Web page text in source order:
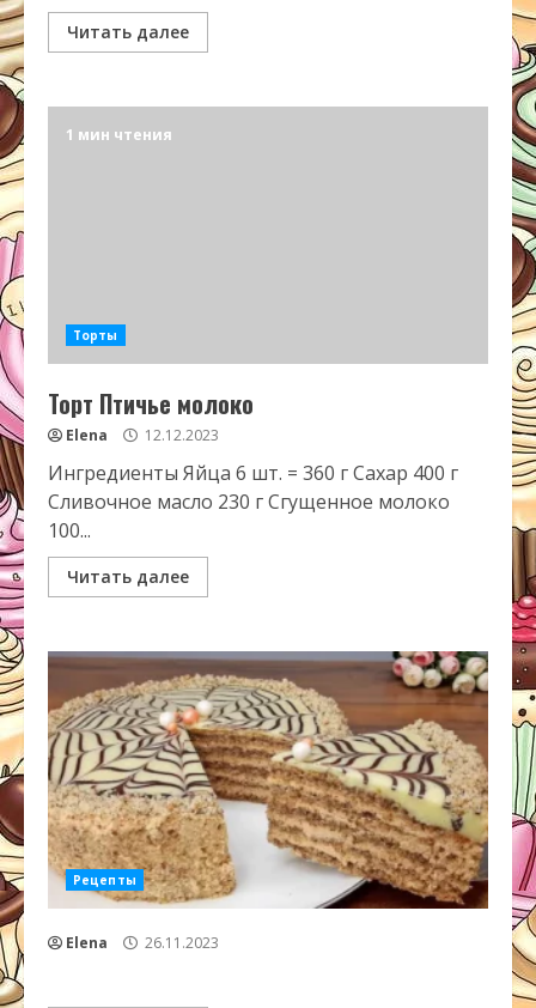
Читать далее
1 мин чтения
Торты
Торт Птичье молоко
Elena 12.12.2023
Ингредиенты Яйца 6 шт. = 360 г Сахар 400 г
Сливочное масло 230 г Сгущенное молоко
100...
Читать далее
Рецепты
Elena 26.11.2023